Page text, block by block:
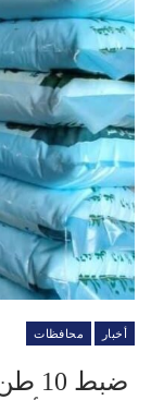
أخبار محافظات